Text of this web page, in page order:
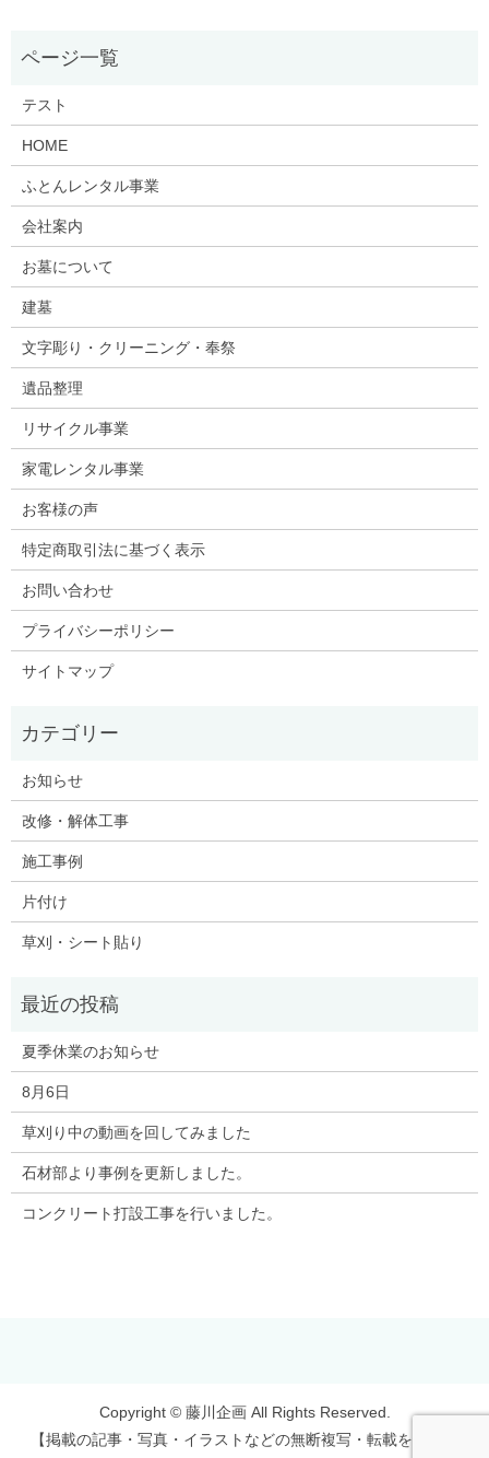
テスト
HOME
ふとんレンタル事業
会社案内
お墓について
建墓
文字彫り・クリーニング・奉祭
遺品整理
リサイクル事業
家電レンタル事業
お客様の声
特定商取引法に基づく表示
お問い合わせ
プライバシーポリシー
サイトマップ
お知らせ
改修・解体工事
施工事例
片付け
草刈・シート貼り
夏季休業のお知らせ
8月6日
草刈り中の動画を回してみました
石材部より事例を更新しました。
コンクリート打設工事を行いました。
Copyright © 藤川企画 All Rights Reserved.
【掲載の記事・写真・イラストなどの無断複写・転載を禁じま